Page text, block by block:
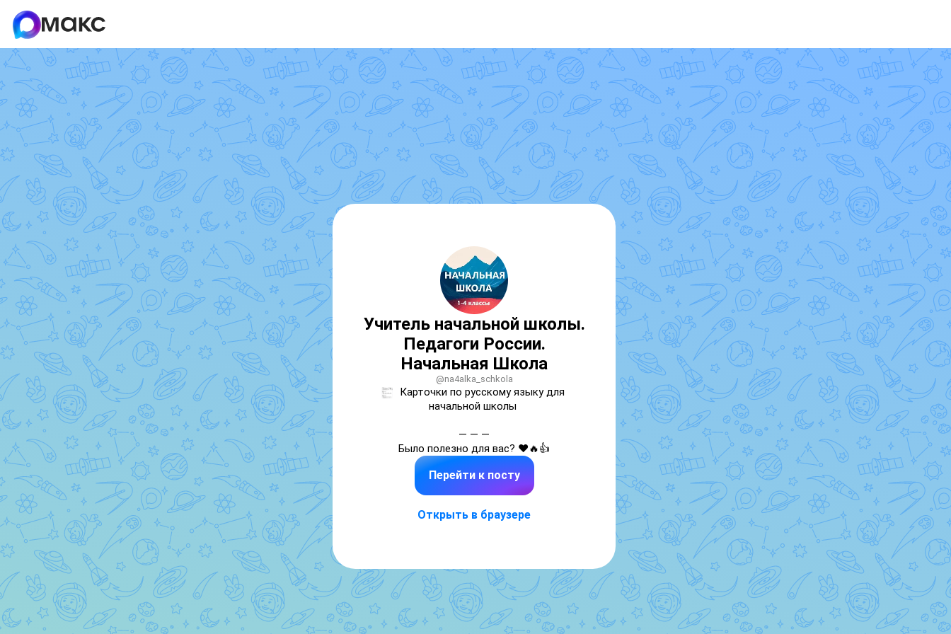
Учитель начальной школы.
Педагоги России.
Начальная Школа
@na4alka_schkola
Карточки по русскому языку для
начальной школы
— — —
Было полезно для вас? ❤🔥👍
Перейти к посту
Открыть в браузере